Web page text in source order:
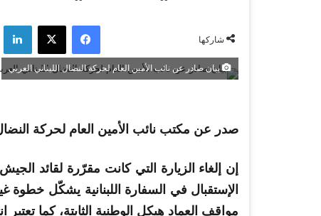
شاركها
فيسبوك ‫X
بيان صادر عن نائب الأمين العام لحركة النضال اللبناني العربي
صدر عن مكتب نائب الأمين العام لحركة
إن إلغاء الزيارة التي كانت مقرّرة لقائد
الإستقبال في السفارة اللبنانية يشكّل
مواقف العماد هيكل الوطنية الثابتة، كما تعتبر